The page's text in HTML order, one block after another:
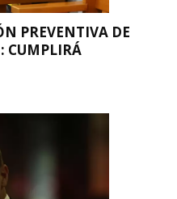
PREVENTIVA DE
CUMPLIRÁ